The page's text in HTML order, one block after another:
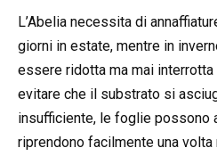
L’Abelia necessita di
giorni in estate, mentre in
essere ridotta ma mai
evitare che il substrato si
insufficiente, le foglie possono
riprendono facilmente una